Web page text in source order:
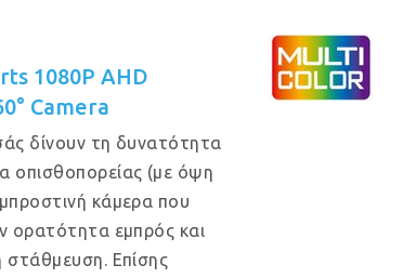
1080P AHD
Camera
δίνουν τη δυνατότητα
οπισθοπορείας (με όψη
κάμερα που
ορατότητα εμπρός και
Επίσης